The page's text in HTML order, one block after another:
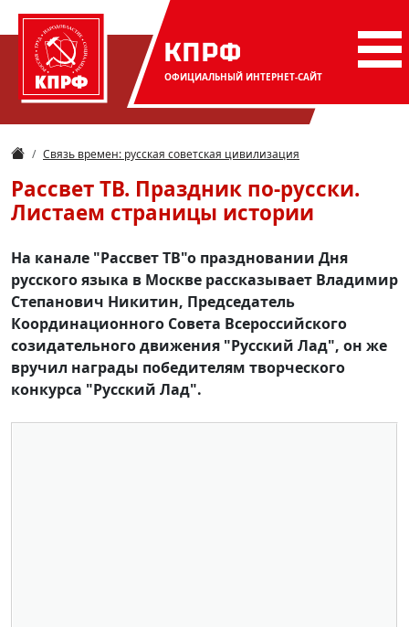
КПРФ
ОФИЦИАЛЬНЫЙ ИНТЕРНЕТ-САЙТ
Связь времен: русская советская цивилизация
Рассвет ТВ. Праздник по-русски.
Листаем страницы истории
На канале "Рассвет ТВ"о праздновании Дня
русского языка в Москве рассказывает Владимир
Степанович Никитин, Председатель
Координационного Совета Всероссийского
созидательного движения "Русский Лад", он же
вручил награды победителям творческого
конкурса "Русский Лад".